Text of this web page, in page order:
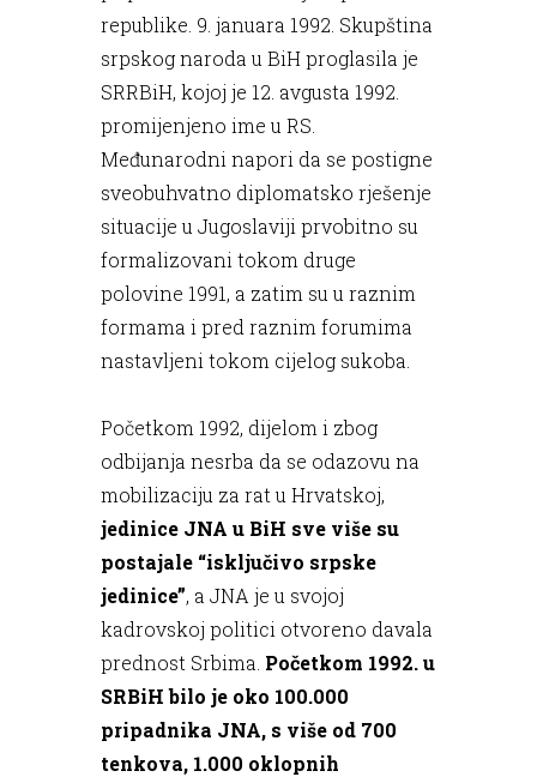
republike. 9. januara 1992. Skupština
srpskog naroda u BiH proglasila je
SRRBiH, kojoj je 12. avgusta 1992.
promijenjeno ime u RS.
Međunarodni napori da se postigne
sveobuhvatno diplomatsko rješenje
situacije u Jugoslaviji prvobitno su
formalizovani tokom druge
polovine 1991, a zatim su u raznim
formama i pred raznim forumima
nastavljeni tokom cijelog sukoba.
Početkom 1992, dijelom i zbog
odbijanja nesrba da se odazovu na
mobilizaciju za rat u Hrvatskoj,
jedinice JNA u BiH sve više su
postajale “isključivo srpske
jedinice”, a JNA je u svojoj
kadrovskoj politici otvoreno davala
prednost Srbima. Početkom 1992. u
SRBiH bilo je oko 100.000
pripadnika JNA, s više od 700
tenkova, 1.000 oklopnih